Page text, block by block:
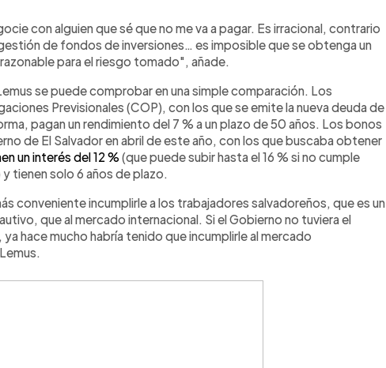
con alguien que sé que no me va a pagar. Es irracional, contrario
de fondos de inversiones… es imposible que se obtenga un
para el riesgo tomado", añade.
se puede comprobar en una simple comparación. Los
Previsionales (COP), con los que se emite la nueva deuda de
pagan un rendimiento del 7 % a un plazo de 50 años. Los bonos
de El Salvador en abril de este año, con los que buscaba obtener
un interés del 12 % (que puede subir hasta el 16 % si no cumple
tienen solo 6 años de plazo.
conveniente incumplirle a los trabajadores salvadoreños, que es un
que al mercado internacional. Si el Gobierno no tuviera el
hace mucho habría tenido que incumplirle al mercado